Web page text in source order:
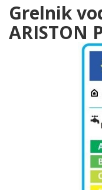
Grelnik
ARISTON